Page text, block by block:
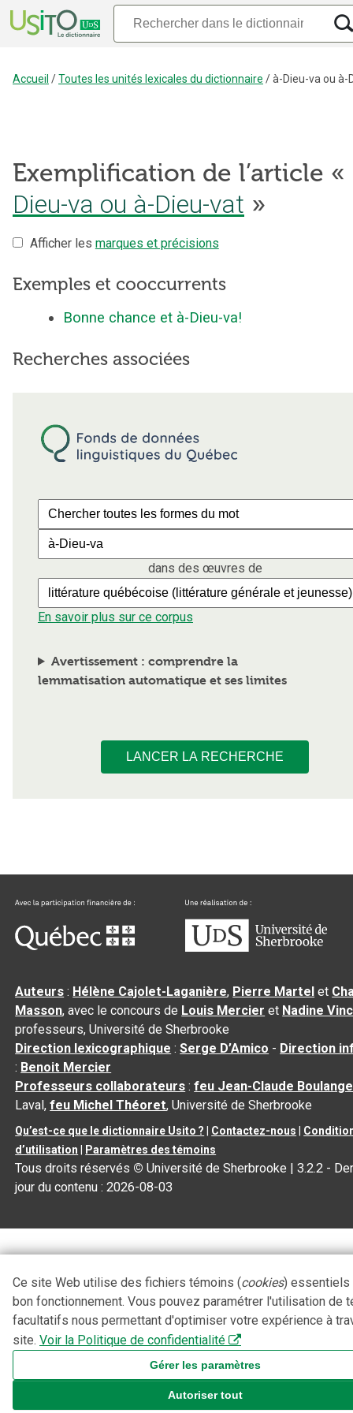
Accueil /Toutes les unités lexicales du dictionnaire /à-Dieu-va ou à-
Exemplification de l’article «
Dieu-va ou à-Dieu-vat »
Afficher les marques et précisions
Exemples et cooccurrents
Bonne chance et à-Dieu-va!
Recherches associées
dans des œuvres de
En savoir plus sur ce corpus
Avertissement : comprendre la
lemmatisation automatique et ses limites
LANCER LA RECHERCHE
Auteurs : Hélène Cajolet-Laganière, Pierre Martel et
Masson, avec le concours de Louis Mercier et Nadine
professeurs, Université de Sherbrooke
Direction lexicographique :Serge D’Amico - Direction
: Benoit Mercier
Professeurs collaborateurs :feu Jean-Claude
Laval,feu Michel Théoret, Université de Sherbrooke
Qu’est-ce que le dictionnaire Usito ? Contactez-nous
d’utilisation
Paramètres des témoins
Tous droits réservés © Université de Sherbrooke |3.2.2 -
jour du contenu :2026-08-03
Ce site Web utilise des fichiers témoins (cookies) essentiels
bon fonctionnement. Vous pouvez paramétrer l'utilisation de
facultatifs nous permettant d'optimiser votre expérience à
site. Voir la Politique de confidentialité
Gérer les paramètres
Autoriser tout